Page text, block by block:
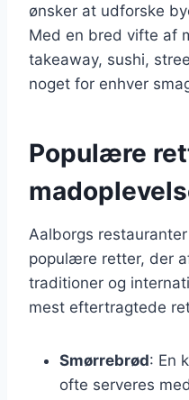
ønsker at udforske
Med en bred vifte af
takeaway, sushi,
noget for enhver
Populære
Aalborgs
populære retter, der
traditioner og
mest eftertragtede
Smørrebrød: En
ofte serveres